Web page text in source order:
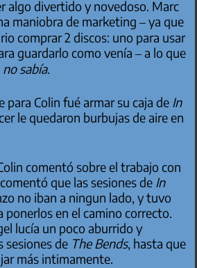
algo divertido y novedoso. Marc
maniobra de marketing – ya que
comprar 2 discos: uno para usar
guardarlo como venía – a lo que
no sabía.
para Colin fué armar su caja de In
le quedaron burbujas de aire en
comentó sobre el trabajo con
que las sesiones de In
no iban a ningun lado, y tuvo
ponerlos en el camino correcto.
lucía un poco aburrido y
sesiones de The Bends, hasta que
más intimamente.